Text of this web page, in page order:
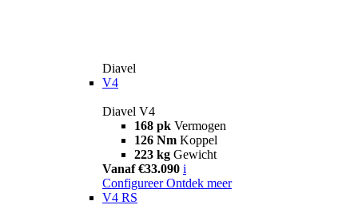
Diavel
V4
Diavel V4
168 pk Vermogen
126 Nm Koppel
223 kg Gewicht
Vanaf €33.090 i
Configureer Ontdek meer
V4 RS